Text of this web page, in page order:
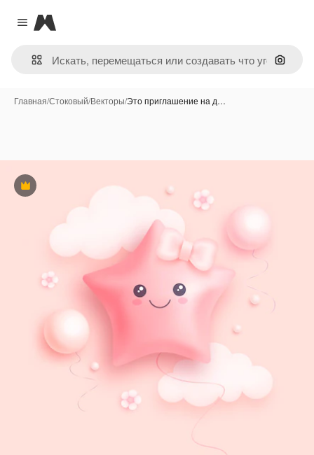
Close menu
Magnific
Поиск
Главная/Стоковый/Векторы/Это приглашение на д…
Премиум